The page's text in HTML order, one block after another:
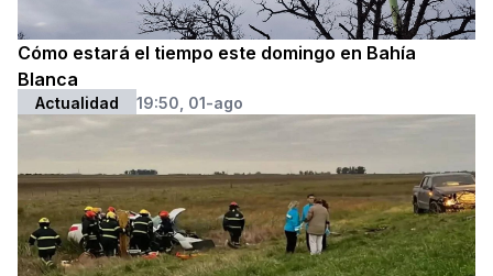
Cómo estará el tiempo este domingo en Bahía
Blanca
Actualidad 19:50, 01-ago